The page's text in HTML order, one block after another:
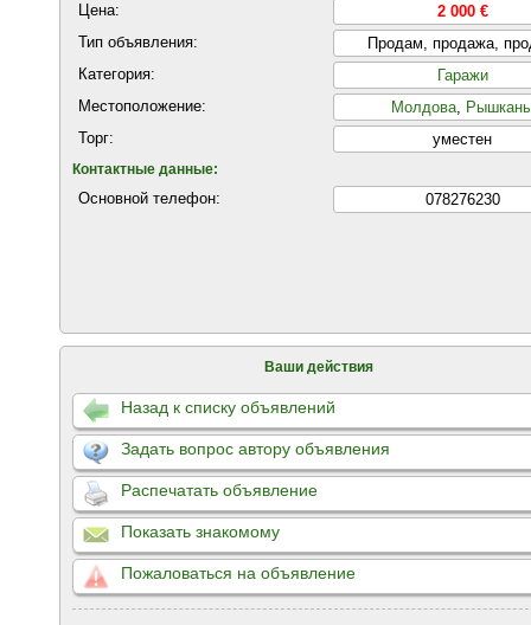
Цена:
2 000 €
Тип объявления:
Продам, продажа,
Категория:
Гаражи
Местоположение:
Молдова,
Торг:
уместен
Контактные данные:
Основной телефон: 078276230
Ваши действия
Назад к списку объявлений
Задать вопрос автору объявления
Распечатать объявление
Показать знакомому
Пожаловаться на объявление